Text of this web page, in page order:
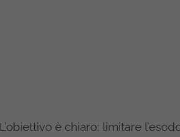
L’obiettivo è chiaro: limitare